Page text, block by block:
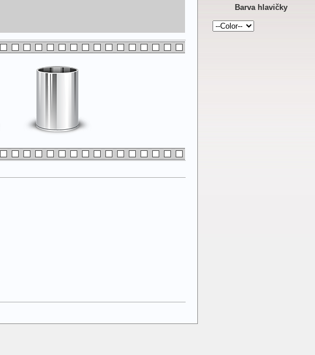
Barva hlavičky